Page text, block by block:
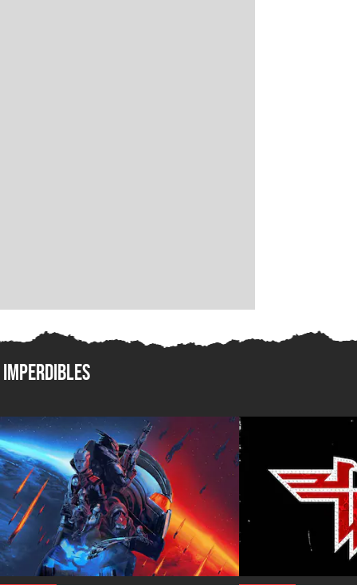
Imperdibles